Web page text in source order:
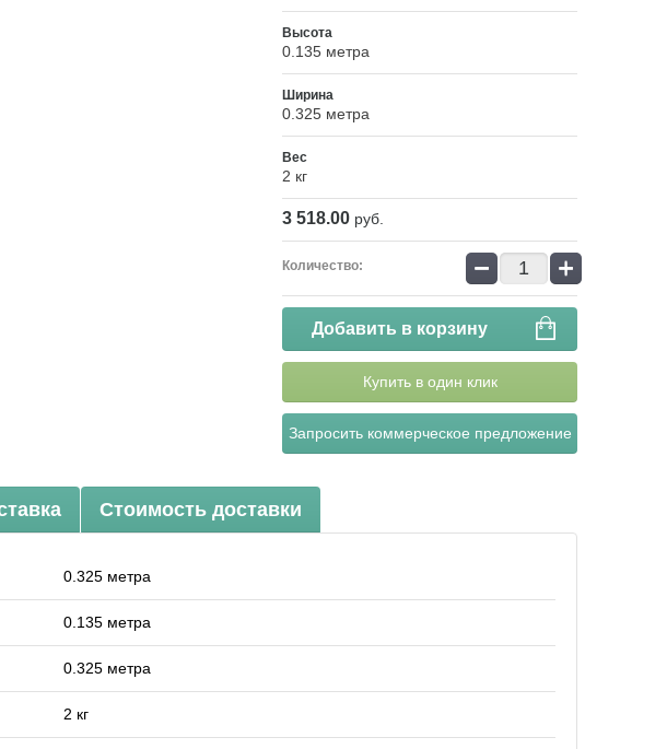
Высота
0.135 метра
Ширина
0.325 метра
Вес
2 кг
3 518.00 руб.
Количество: − +
Добавить в корзину
Купить в один клик
Запросить коммерческое предложение
Стоимость доставки
0.325 метра
0.135 метра
0.325 метра
2 кг